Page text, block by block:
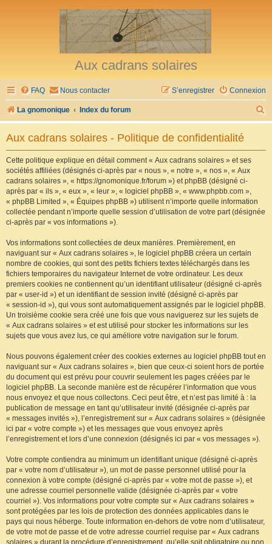
Aux cadrans solaires
FAQ Nous contacter Connexion
S’enregistrer
La gnomonique Index du forum
e
Aux cadrans solaires - Politique de confidentialité
Cette politique explique en détail comment « Aux cadrans solaires » et ses
sociétés affiliées (désignés ci-après par « nous », « notre », « nos », « Aux
cadrans solaires », « https://gnomonique.fr/forum ») et phpBB (désigné ci-
après par « ils », « eux », « leur », « logiciel phpBB », « www.phpbb.com »,
« phpBB Limited », « Équipes phpBB ») utilisent n’importe quelle information
collectée pendant n’importe quelle session d’utilisation de votre part (désignée
ci-après par « vos informations »).
Vos informations sont collectées de deux manières. Premièrement, en
naviguant sur « Aux cadrans solaires », le logiciel phpBB créera un certain
nombre de cookies, qui sont des petits fichiers textes téléchargés dans les
fichiers temporaires du navigateur Internet de votre ordinateur. Les deux
premiers cookies ne contiennent qu’un identifiant utilisateur (désigné ci-après
par « user-id ») et un identifiant de session invité (désigné ci-après par
« session-id »), qui vous sont automatiquement assignés par le logiciel phpBB.
Un troisième cookie sera créé une fois que vous naviguerez sur les sujets de
« Aux cadrans solaires » et est utilisé pour stocker les informations sur les
sujets que vous avez lus, ce qui améliore votre navigation sur le forum.
Nous pouvons également créer des cookies externes au logiciel phpBB tout en
naviguant sur « Aux cadrans solaires », bien que ceux-ci soient hors de portée
du document qui est prévu pour couvrir seulement les pages créées par le
logiciel phpBB. La seconde manière est de récupérer l’information que vous
nous envoyez et que nous collectons. Ceci peut être, et n’est pas limité à : la
publication de message en tant qu’utilisateur invité (désignée ci-après par
« messages invités »), l’enregistrement sur « Aux cadrans solaires » (désignée
ici par « votre compte ») et les messages que vous envoyez après
l’enregistrement et lors d’une connexion (désignés ici par « vos messages »).
Votre compte contiendra au minimum un identifiant unique (désigné ci-après
par « votre nom d’utilisateur »), un mot de passe personnel utilisé pour la
connexion à votre compte (désigné ci-après par « votre mot de passe »), et
une adresse courriel personnelle valide (désignée ci-après par « votre
courriel »). Vos informations pour votre compte sur « Aux cadrans solaires »
sont protégées par les lois de protection des données applicables dans le
pays qui nous héberge. Toute information en-dehors de votre nom d’utilisateur,
de votre mot de passe et de votre adresse courriel requise par « Aux cadrans